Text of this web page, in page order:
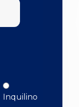
Inquilino